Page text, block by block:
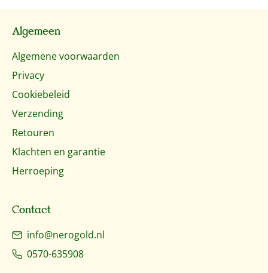
Algemeen
Algemene voorwaarden
Privacy
Cookiebeleid
Verzending
Retouren
Klachten en garantie
Herroeping
Contact
info@nerogold.nl
0570-635908